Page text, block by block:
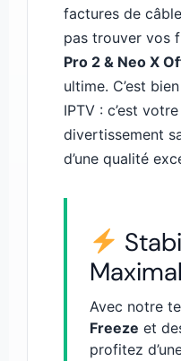
factures de
pas trouver vos
Pro 2 & Neo X
ultime. C’est
IPTV : c’est
divertissement
d’une qualité
Avec notre
Freeze et
profitez